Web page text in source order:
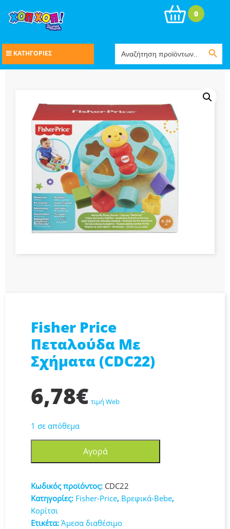
for:
Search Button
0
ΚΑΤΗΓΟΡΙΕΣ
Fisher Price
Πεταλούδα Με
Σχήματα (CDC22)
6,78€ τιμή Web
1 σε απόθεμα
Με
Σχήματα
(CDC22)
ποσότητα
Αγορά
Κωδικός προϊόντος: CDC22
Κατηγορίες: Fisher-Price, Βρεφικά-Bebe,
Κορίτσι
Ετικέτα: Άμεσα διαθέσιμο